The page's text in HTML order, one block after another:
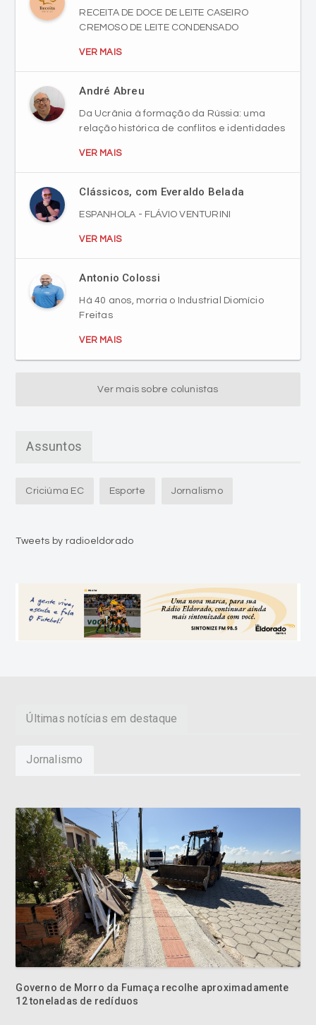
VER MAIS
André Abreu
VER MAIS
Clássicos, com Everaldo Belada
VER MAIS
Antonio Colossi
VER MAIS
Ver mais sobre colunistas
Criciúma EC
Tweets by radioeldorado
Jornalismo
Governo de Morro da Fumaça recolhe aproximadamente
12 toneladas de redíduos